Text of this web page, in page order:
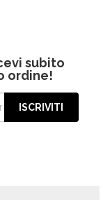
subito
ordine!
ISCRIVITI